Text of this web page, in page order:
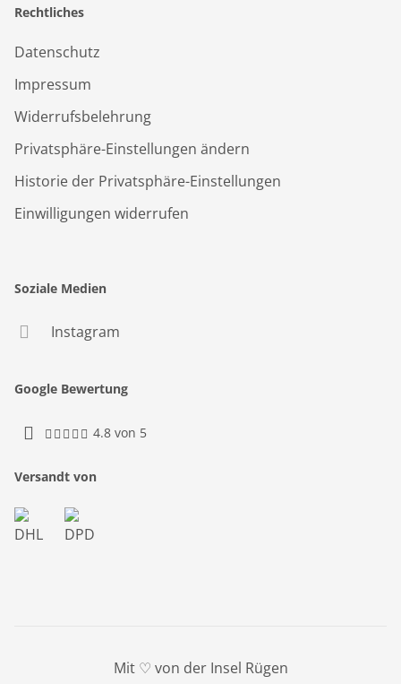
Rechtliches
Datenschutz
Impressum
Widerrufsbelehrung
Privatsphäre-Einstellungen ändern
Historie der Privatsphäre-Einstellungen
Einwilligungen widerrufen
Soziale Medien
Instagram
Google Bewertung
4.8 von 5
Versandt von
Mit ♡ von der Insel Rügen